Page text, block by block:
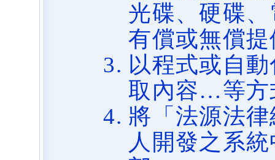
光碟、硬碟
有償或無償
以程式或自
取內容…等方
將「法源法
人開發之系